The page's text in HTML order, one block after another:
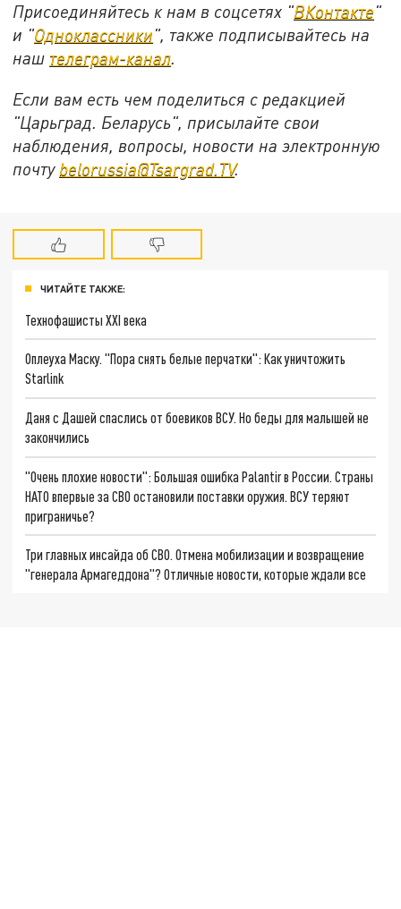
Присоединяйтесь к нам в соцсетях "ВКонтакте"
и "Одноклассники", также подписывайтесь на
наш телеграм-канал.
Если вам есть чем поделиться с редакцией
"Царьград. Беларусь", присылайте свои
наблюдения, вопросы, новости на электронную
почту belorussia@Tsargrad.TV.
ЧИТАЙТЕ ТАКЖЕ:
Технофашисты XXI века
Оплеуха Маску. "Пора снять белые перчатки": Как уничтожить
Starlink
Даня с Дашей спаслись от боевиков ВСУ. Но беды для малышей не
закончились
"Очень плохие новости": Большая ошибка Palantir в России. Страны
НАТО впервые за СВО остановили поставки оружия. ВСУ теряют
приграничье?
Три главных инсайда об СВО. Отмена мобилизации и возвращение
"генерала Армагеддона"? Отличные новости, которые ждали все